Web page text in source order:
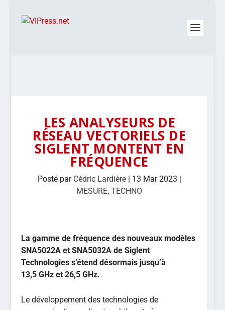
LES ANALYSEURS DE
RÉSEAU VECTORIELS DE
SIGLENT MONTENT EN
FRÉQUENCE
Posté par Cédric Lardière| 13 Mar 2023 |
MESURE,TECHNO
La gamme de fréquence des nouveaux modèles
SNA5022A et SNA5032A de Siglent
Technologies s’étend désormais jusqu’à
13,5 GHz et 26,5 GHz.
Le développement des technologies de